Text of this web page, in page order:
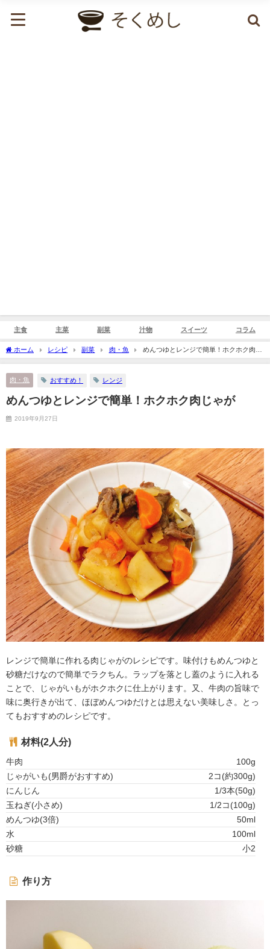
主食 主菜 副菜 汁物 スイーツ コラム
ホーム レシピ 副菜 肉・魚
めんつゆとレンジで簡単！ホクホク肉じ
ゃが
肉・魚 おすすめ！ レンジ
めんつゆとレンジで簡単！ホクホク肉じゃが
2019年9月27日
レンジで簡単に作れる肉じゃがのレシピです。味付けもめんつゆと
砂糖だけなので簡単でラクちん。ラップを落とし蓋のように入れる
ことで、じゃがいもがホクホクに仕上がります。又、牛肉の旨味で
味に奥行きが出て、ほぼめんつゆだけとは思えない美味しさ。とっ
てもおすすめのレシピです。
材料(2人分)
牛肉
100g
じゃがいも(男爵がおすすめ)
2コ(約300g)
にんじん
1/3本(50g)
玉ねぎ(小さめ)
1/2コ(100g)
めんつゆ(3倍)
50ml
水
100ml
砂糖
小2
作り方